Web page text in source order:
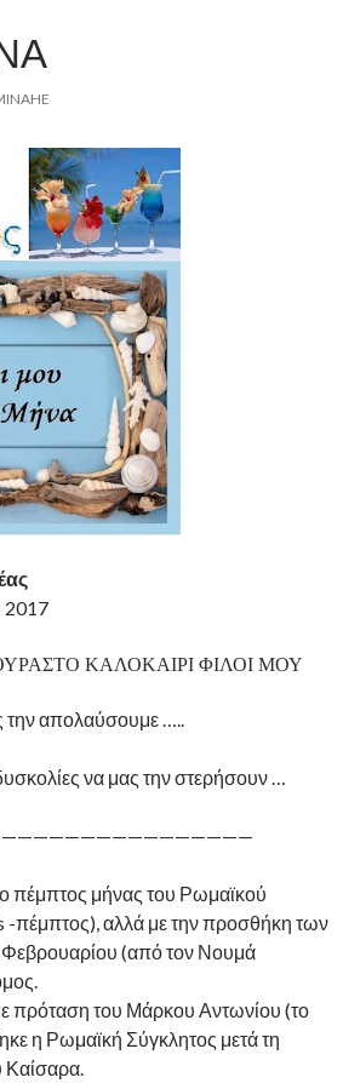
2017
ΚΑΛΟΚΑΙΡΙ ΦΙΛΟΙ ΜΟΥ
την απολαύσουμε …..
να μας την στερήσουν …
————————
ο πέμπτος μήνας του Ρωμαϊκού
-πέμπτος), αλλά με την προσθήκη των
Φεβρουαρίου (από τον Νουμά
πρόταση του Μάρκου Αντωνίου (το
η Ρωμαϊκή Σύγκλητος μετά τη
Καίσαρα.